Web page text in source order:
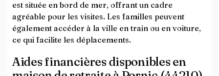
est située en bord de mer, offrant un cadre
agréable pour les visites. Les familles peuvent
également accéder à la ville en train ou en voiture,
ce qui facilite les déplacements.
Aides financières disponibles en